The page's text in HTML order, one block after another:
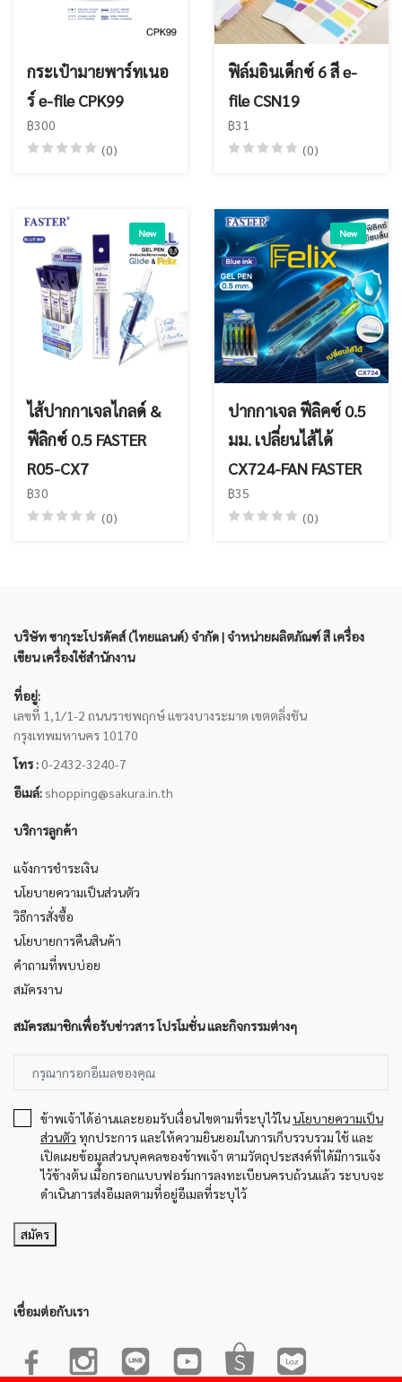
กระเป๋ามายพาร์ทเนอ
ร์ e-file CPK99
฿300
(0)
ฟิล์มอินเด็กซ์ 6 สี e-
file CSN19
฿31
(0)
New
ไส้ปากกาเจลไกลด์ &
ฟีลิกซ์ 0.5 FASTER
R05-CX7
฿30
(0)
New
ปากกาเจล ฟีลิคซ์ 0.5
มม. เปลี่ยนไส้ได้
CX724-FAN FASTER
฿35
(0)
บริษัท ซากุระโปรดัคส์ (ไทยแลนด์) จำกัด | จำหน่ายผลิตภัณฑ์ สี เครื่อง
เขียน เครื่องใช้สำนักงาน
ที่อยู่:
เลขที่ 1,1/1-2 ถนนราชพฤกษ์ แขวงบางระมาด เขตตลิ่งชัน
กรุงเทพมหานคร 10170
โทร : 0-2432-3240-7
อีเมล์: shopping@sakura.in.th
บริการลูกค้า
แจ้งการชำระเงิน
นโยบายความเป็นส่วนตัว
วิธีการสั่งซื้อ
นโยบายการคืนสินค้า
คำถามที่พบบ่อย
สมัครงาน
สมัครสมาชิกเพื่อรับข่าวสาร โปรโมชั่น และกิจกรรมต่างๆ
ข้าพเจ้าได้อ่านและยอมรับเงื่อนไขตามที่ระบุไว้ในนโยบายความเป็น
ส่วนตัว ทุกประการ และให้ความยินยอมในการเก็บรวบรวม ใช้ และ
เปิดเผยข้อมูลส่วนบุคคลของข้าพเจ้า ตามวัตถุประสงค์ที่ได้มีการแจ้ง
ไว้ข้างต้น เมื่อกรอกแบบฟอร์มการลงทะเบียนครบถ้วนแล้ว ระบบจะ
ดำเนินการส่งอีเมลตามที่อยู่อีเมลที่ระบุไว้
สมัคร
เชื่อมต่อกับเรา